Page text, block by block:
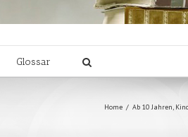
Glossar
Home / Ab 10 Jahren,